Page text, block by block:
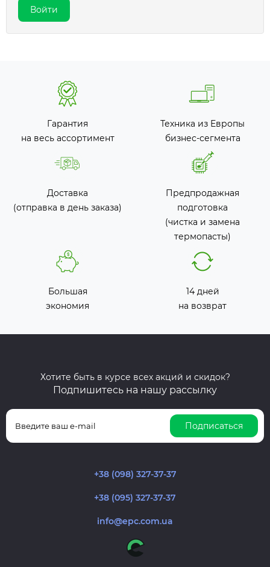
Гарантия
на весь ассортимент
Техника из Европы
бизнес-сегмента
Доставка
(отправка в день заказа)
Предпродажная
подготовка
(чистка и замена
термопасты)
Большая
экономия
14 дней
на возврат
Хотите быть в курсе всех акций и скидок?
Подпишитесь на нашу рассылку
Подписаться
+38 (098) 327-37-37
+38 (095) 327-37-37
info@epc.com.ua